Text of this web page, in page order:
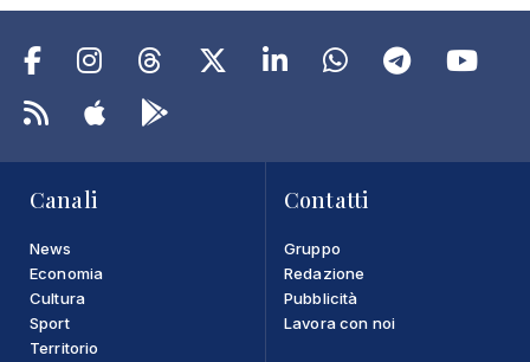
Canali
News
Economia
Cultura
Sport
Territorio
Contatti
Gruppo
Redazione
Pubblicità
Lavora con noi